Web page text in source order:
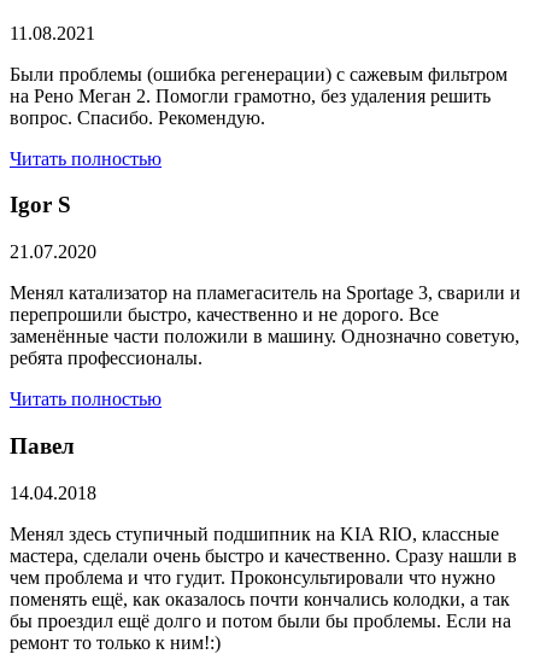
11.08.2021
Были проблемы (ошибка регенерации) с сажевым фильтром
на Рено Меган 2. Помогли грамотно, без удаления решить
вопрос. Спасибо. Рекомендую.
Читать полностью
​Igor S
21.07.2020
Менял катализатор на пламегаситель на Sportage 3, сварили и
перепрошили быстро, качественно и не дорого. Все
заменённые части положили в машину. Однозначно советую,
ребята профессионалы.
Читать полностью
Павел
14.04.2018
Менял здесь ступичный подшипник на KIA RIO, классные
мастера, сделали очень быстро и качественно. Сразу нашли в
чем проблема и что гудит. Проконсультировали что нужно
поменять ещё, как оказалось почти кончались колодки, а так
бы проездил ещё долго и потом были бы проблемы. Если на
ремонт то только к ним!:)